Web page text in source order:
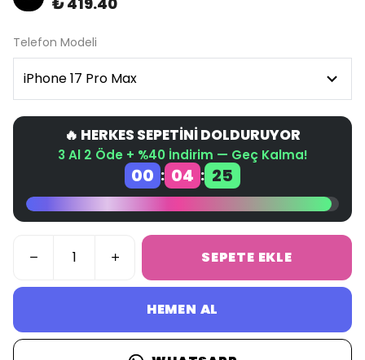
Telefon Modeli
🔥 HERKES SEPETİNİ DOLDURUYOR
3 Al 2 Öde + %40 İndirim — Geç Kalma!
00 : 04 : 24
SEPETE EKLE
HEMEN AL